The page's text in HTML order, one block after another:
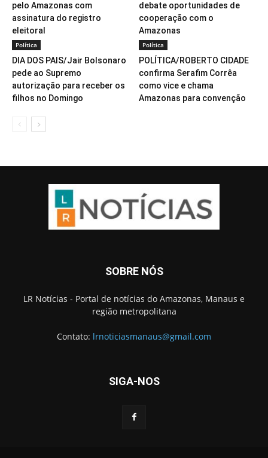
pelo Amazonas com
assinatura do registro
eleitoral
debate oportunidades de
cooperação com o
Amazonas
Política
DIA DOS PAIS/Jair Bolsonaro
pede ao Supremo
autorização para receber os
filhos no Domingo
Política
POLÍTICA/ROBERTO CIDADE
confirma Serafim Corrêa
como vice e chama
Amazonas para convenção
SOBRE NÓS
LR Notícias - Portal de notícias do Amazonas, Manaus e
região metropolitana
Contato: lrnoticiasmanaus@gmail.com
SIGA-NOS